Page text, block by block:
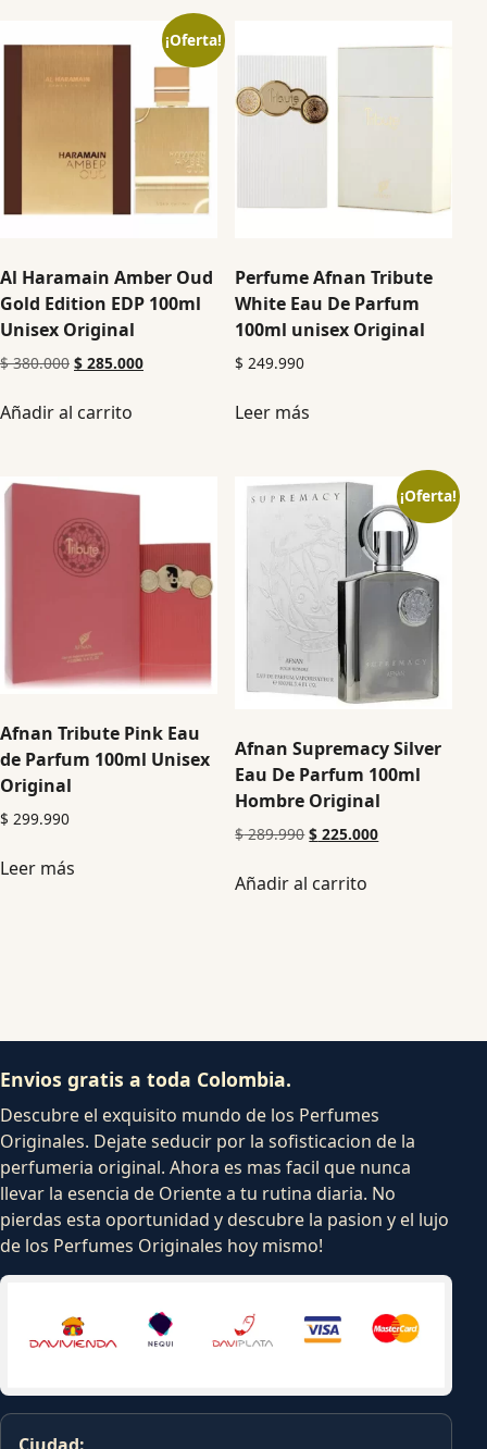
¡Oferta!
Al Haramain Amber Oud
Gold Edition EDP 100ml
Unisex Original
$380.000 $ 285.000
Añadir al carrito
Perfume Afnan Tribute
White Eau De Parfum
100ml unisex Original
$ 249.990
Leer más
Afnan Tribute Pink Eau
de Parfum 100ml Unisex
Original
$ 299.990
Leer más
¡Oferta!
Afnan Supremacy Silver
Eau De Parfum 100ml
Hombre Original
$289.990 $ 225.000
Añadir al carrito
Envios gratis a toda Colombia.
Descubre el exquisito mundo de los Perfumes
Originales. Dejate seducir por la sofisticacion de la
perfumeria original. Ahora es mas facil que nunca
llevar la esencia de Oriente a tu rutina diaria. No
pierdas esta oportunidad y descubre la pasion y el lujo
de los Perfumes Originales hoy mismo!